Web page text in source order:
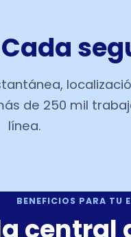
Cada
de 250 mil
línea.
BENEFICIOS PARA TU